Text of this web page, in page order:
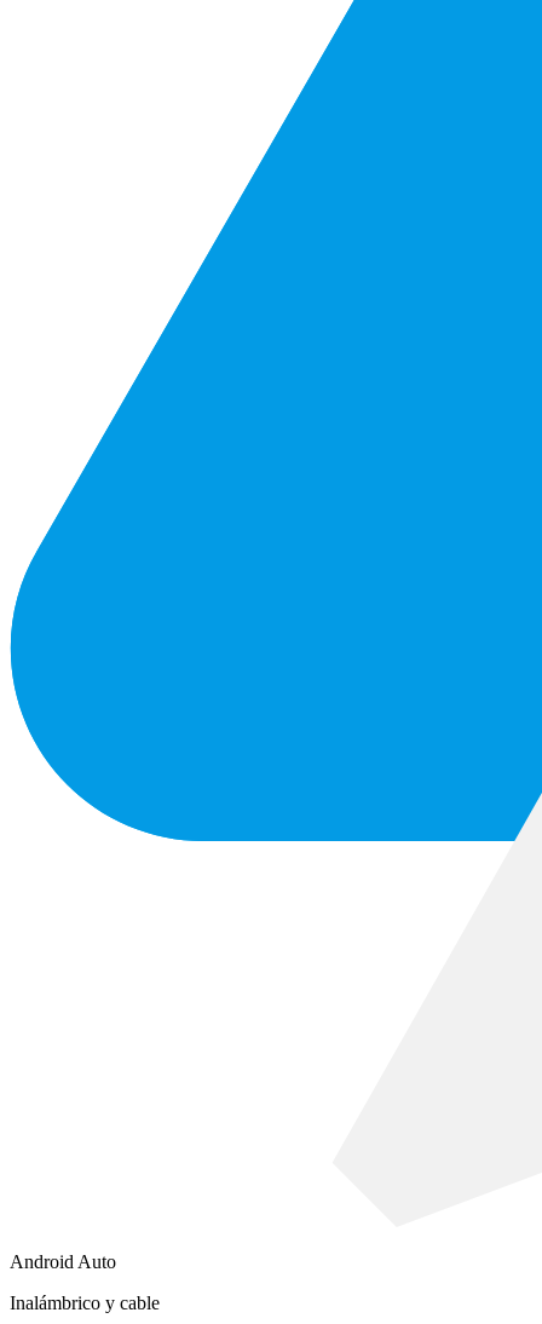
Android Auto
Inalámbrico y cable